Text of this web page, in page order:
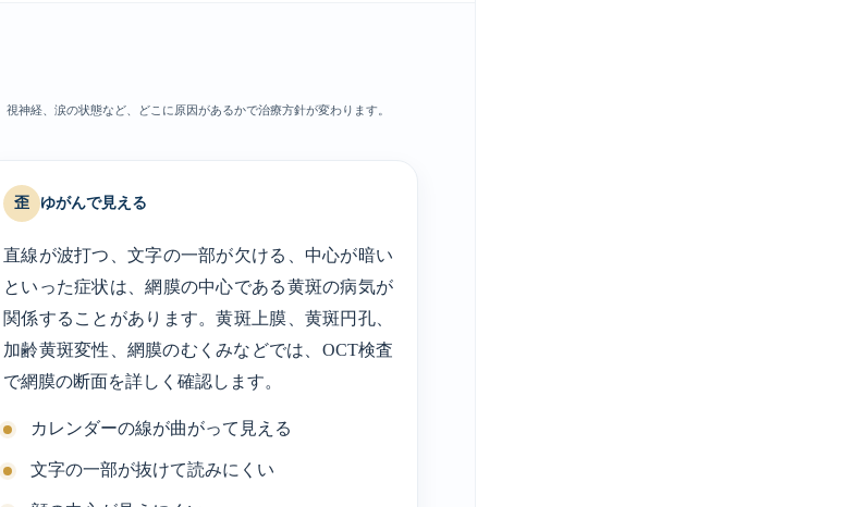
神経、涙の状態など、どこに原因があるかで治療方針が変わります。
歪 ゆがんで見える
直線が波打つ、文字の一部が欠ける、中心が暗い
といった症状は、網膜の中心である黄斑の病気が
関係することがあります。黄斑上膜、黄斑円孔、
加齢黄斑変性、網膜のむくみなどでは、OCT検査
で網膜の断面を詳しく確認します。
カレンダーの線が曲がって見える
文字の一部が抜けて読みにくい